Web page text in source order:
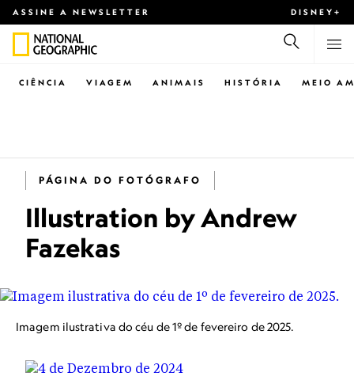
ASSINE A NEWSLETTER DISNEY+
CIÊNCIA VIAGEM ANIMAIS HISTÓRIA MEIO
PÁGINA DO FOTÓGRAFO
Illustration by Andrew
Fazekas
Imagem ilustrativa do céu de 1º de fevereiro de 2025.